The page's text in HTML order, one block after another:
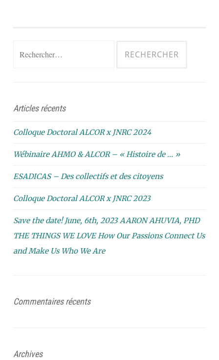
Articles récents
Colloque Doctoral ALCOR x JNRC 2024
Wébinaire AHMO & ALCOR – « Histoire de … »
ESADICAS – Des collectifs et des citoyens
Colloque Doctoral ALCOR x JNRC 2023
Save the date! June, 6th, 2023 AARON AHUVIA, PHD
THE THINGS WE LOVE How Our Passions Connect Us
and Make Us Who We Are
Commentaires récents
Archives